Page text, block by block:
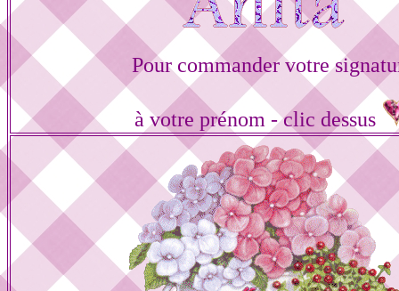
Pour commander votre
à votre prénom - clic dessus